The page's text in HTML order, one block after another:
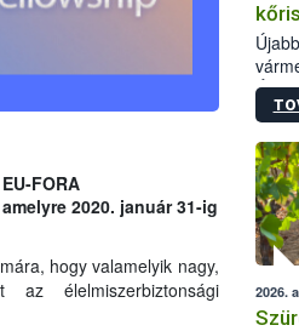
EU-FORA
amelyre 2020. január 31-ig
hogy valamelyik nagy,
az élelmiszerbiztonsági
2026.